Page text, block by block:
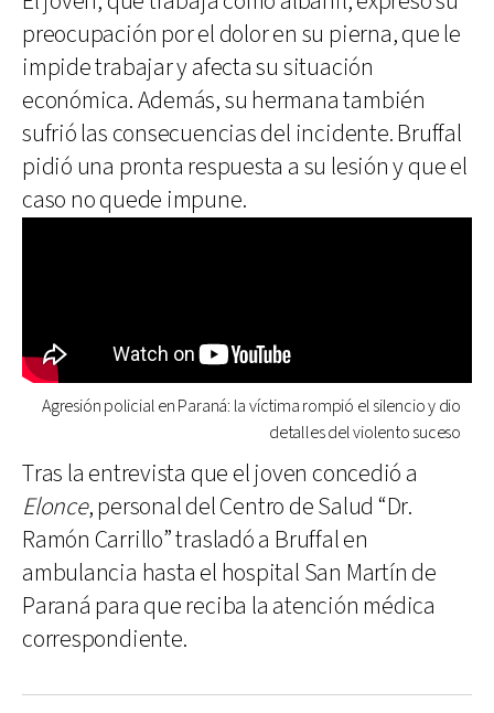
preocupación por el dolor en su pierna, que le
impide trabajar y afecta su situación
económica. Además, su hermana también
sufrió las consecuencias del incidente. Bruffal
pidió una pronta respuesta a su lesión y que el
caso no quede impune.
Agresión policial en Paraná: la víctima rompió el silencio y dio
detalles del violento suceso
Tras la entrevista que el joven concedió a
Elonce, personal del Centro de Salud “Dr.
Ramón Carrillo” trasladó a Bruffal en
ambulancia hasta el hospital San Martín de
Paraná para que reciba la atención médica
correspondiente.